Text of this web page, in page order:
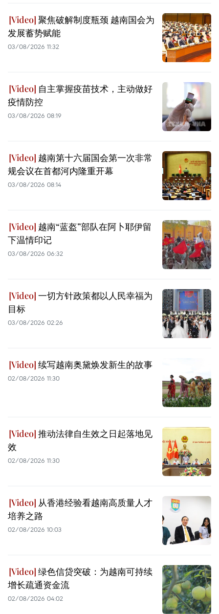
聚焦破解制度瓶颈 越南国会为
发展蓄势赋能
03/08/2026 11:32
自主掌握疫苗技术，主动做好
疫情防控
03/08/2026 08:19
越南第十六届国会第一次非常
规会议在首都河内隆重开幕
03/08/2026 08:14
越南“蓝盔”部队在阿卜耶伊留
下温情印记
03/08/2026 06:32
一切方针政策都以人民幸福为
目标
03/08/2026 02:26
续写越南奥黛焕发新生的故事
02/08/2026 11:30
推动法律自生效之日起落地见
效
02/08/2026 11:30
从香港经验看越南高质量人才
培养之路
02/08/2026 10:03
绿色信贷突破：为越南可持续
增长疏通资金流
02/08/2026 04:02